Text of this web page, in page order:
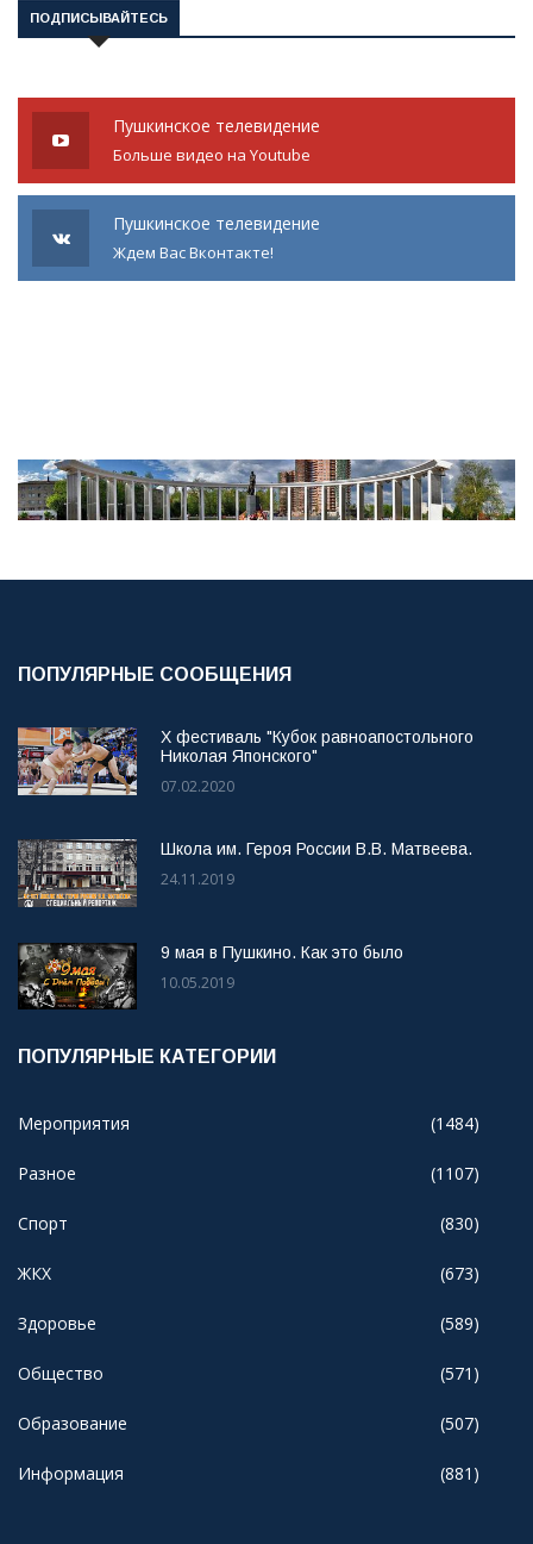
ПОДПИСЫВАЙТЕСЬ
Пушкинское телевидение
Больше видео на Youtube
Пушкинское телевидение
Ждем Вас Вконтакте!
ПОПУЛЯРНЫЕ СООБЩЕНИЯ
X фестиваль "Кубок равноапостольного
Николая Японского"
07.02.2020
Школа им. Героя России В.В. Матвеева.
24.11.2019
9 мая в Пушкино. Как это было
10.05.2019
ПОПУЛЯРНЫЕ КАТЕГОРИИ
Мероприятия (1484)
Разное (1107)
Спорт (830)
ЖКХ (673)
Здоровье (589)
Общество (571)
Образование (507)
Информация (881)